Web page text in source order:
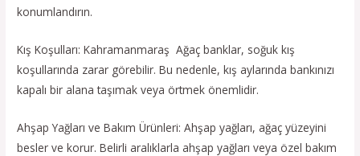
konumlandırın.
Kış Koşulları: Kahramanmaraş Ağaç banklar, soğuk kış
koşullarında zarar görebilir. Bu nedenle, kış aylarında bankınızı
kapalı bir alana taşımak veya örtmek önemlidir.
Ahşap Yağları ve Bakım Ürünleri: Ahşap yağları, ağaç yüzeyini
besler ve korur. Belirli aralıklarla ahşap yağları veya özel bakım